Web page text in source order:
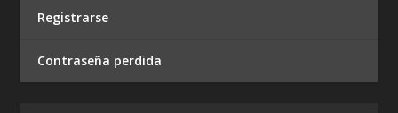
Registrarse
Contraseña perdida